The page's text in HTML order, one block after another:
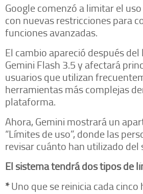
Google comenzó a limitar el
con nuevas restricciones para
funciones avanzadas.
El cambio apareció después
Gemini Flash 3.5 y afectará
usuarios que utilizan
herramientas más complejas
plataforma.
Ahora, Gemini mostrará un
“Límites de uso”, donde las
revisar cuánto han utilizado del
El sistema tendrá dos tipos de
*Uno que se reinicia cada cinco